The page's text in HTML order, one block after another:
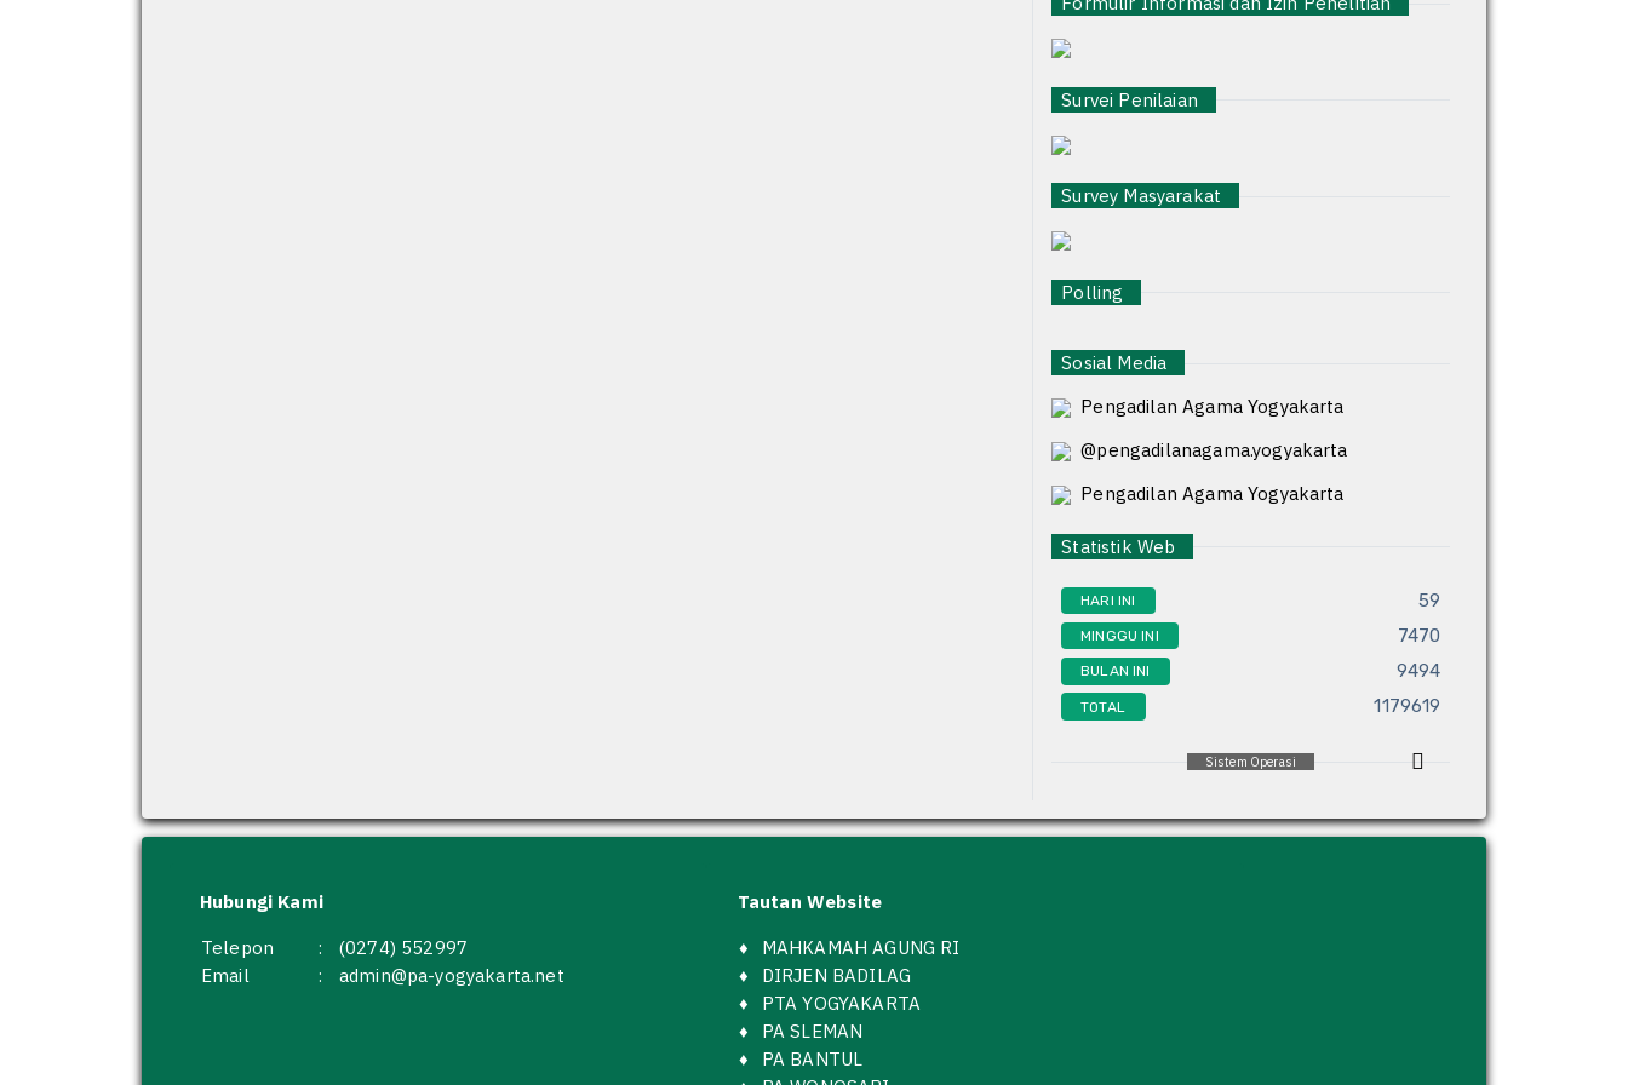
Survei Penilaian
Survey Masyarakat
Polling
Sosial Media
Pengadilan Agama Yogyakarta
@pengadilanagama.yogyakarta
Pengadilan Agama Yogyakarta
Statistik Web
HARI INI 59
MINGGU INI 7470
BULAN INI 9494
TOTAL 1179619
Sistem Operasi
Hubungi Kami
Telepon
:
(0274) 552997
Email
: admin@pa-yogyakarta.net
Tautan Website
♦
MAHKAMAH AGUNG RI
♦
DIRJEN BADILAG
♦
PTA YOGYAKARTA
♦
PA SLEMAN
♦
PA BANTUL